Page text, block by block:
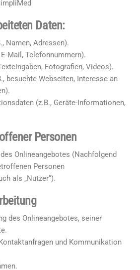
Daten:
Namen, Adressen).
Mail, Telefonnummern).
Fotografien, Videos).
besuchte Webseiten, Interesse an
(z.B., Geräte-Informationen,
Personen
Onlineangebotes (Nachfolgend
Personen
als „Nutzer“).
des Onlineangebotes, seiner
und Kommunikation